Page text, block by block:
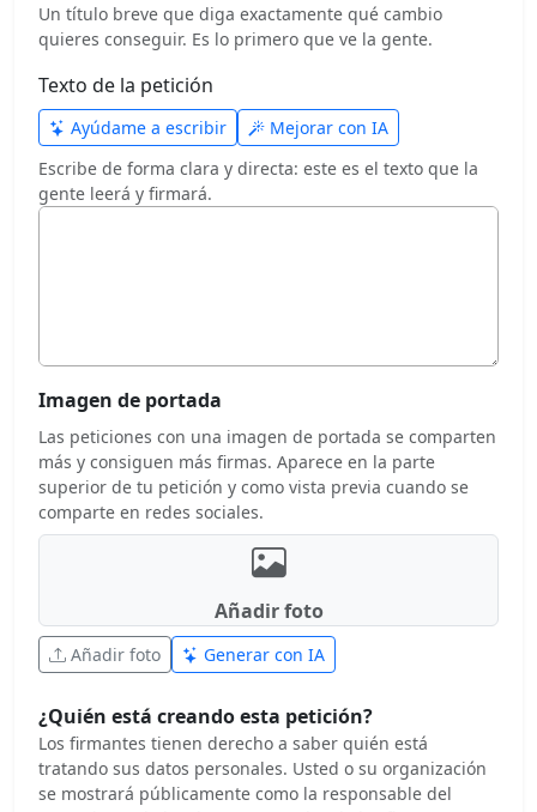
Un título breve que diga exactamente qué cambio
quieres conseguir. Es lo primero que ve la gente.
Texto de la petición
Ayúdame a escribir
Mejorar con IA
Escribe de forma clara y directa: este es el texto que la
gente leerá y firmará.
Imagen de portada
Las peticiones con una imagen de portada se comparten
más y consiguen más firmas. Aparece en la parte
superior de tu petición y como vista previa cuando se
comparte en redes sociales.
Añadir foto
Añadir foto Generar con IA
¿Quién está creando esta petición?
Los firmantes tienen derecho a saber quién está
tratando sus datos personales. Usted o su organización
se mostrará públicamente como la responsable del